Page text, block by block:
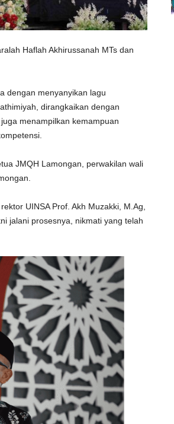
Haflah Akhirussanah MTs dan
dengan menyanyikan lagu
dirangkaikan dengan
menampilkan kemampuan
JMQH Lamongan, perwakilan wali
UINSA Prof. Akh Muzakki, M.Ag,
jalani prosesnya, nikmati yang telah